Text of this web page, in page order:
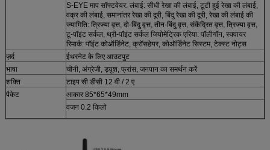
S-EYE माप सॉफ्टवेयर: लंबाई: सीधी रेखा की लंबाई, टूटी हुई रेखा की लंबाई,
वक्र की लंबाई, समानांतर रेखा की दूरी, बिंदु रेखा की दूरी, रेखा की लंबाई की
ज्यामिति: त्रिज्या वृत्त, दो-बिंदु वृत्त, तीन-बिंदु वृत्त, संकेंद्रित वृत्त, त्रिज्या वृत्त,
टू-पॉइंट सर्कल, थ्री-पॉइंट सर्कल जियोमेट्रिक एरिया: पॉलीगॉन, स्क्वायर
रिमार्क: पॉइंट कोऑर्डिनेट, क्रॉसहेयर, कोऑर्डिनेट सिस्टम, टेक्स्ट नोट्स
ज़र्द
ईथरनेट के लिए आउटपुट
भाषा
चीनी, अंग्रेजी, ड्यूश, फ्रांस, जनपान का समर्थन करें
शक्ति
टाइप सी डीसी 12 वी / 2 ए
पैकेट
आकार 85*65*49mm
वजन 0.2 किलो